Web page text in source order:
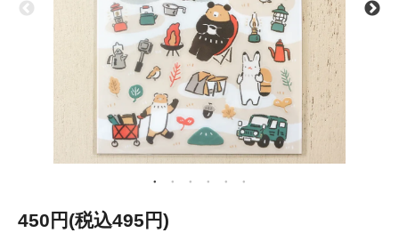
450円(税込495円)